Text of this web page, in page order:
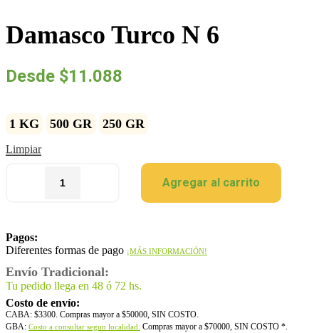
Damasco Turco N 6
Desde $11.088
1 KG 500 GR 250 GR
Limpiar
Agregar al carrito
Pagos:
Diferentes formas de pago ¡MÁS INFORMACIÓN!
Envío Tradicional:
Tu pedido llega en 48 ó 72 hs.
Costo de envío:
CABA: $3300. Compras mayor a $50000, SIN COSTO.
GBA: Costo a consultar segun localidad. Compras mayor a $70000, SIN COSTO *.